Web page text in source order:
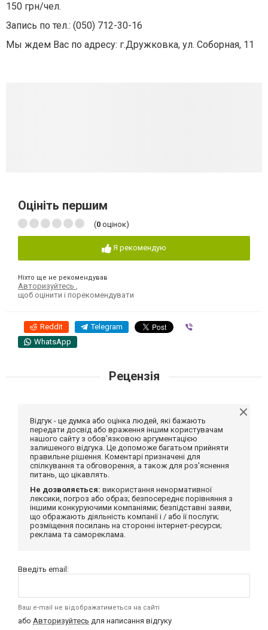
150 грн/чел.
Запись по тел.: (050) 712-30-16
Мы ждем Вас по адресу: г.Дружковка, ул. Соборная, 11
Оцініть першим
(0 оцінок)
Я рекомендую
Ніхто ще не рекомендував
Авторизуйтесь
щоб оцінити і порекомендувати
Reddit Telegram
WhatsApp
Рецензія
Відгук - це думка або оцінка людей, які бажають
передати досвід або враження іншим користувачам
нашого сайту з обов'язковою аргументацією
залишеного відгука. Це допоможе багатьом прийняти
правильне рішення. Коментарі призначені для
спілкування та обговорення, а також для роз'яснення
питань, що цікавлять.
Не дозволяється: використання ненормативної
лексики, погроз або образ; безпосереднє порівняння з
іншими конкуруючими компаніями; безпідставні заяви,
що ображають діяльність компанії і / або її послуги;
розміщення посилань на сторонні інтернет-ресурси;
реклама та самореклама.
Введіть email:
Ваш e-mail не відображатиметься на сайті
або Авторизуйтесь для написання відгуку